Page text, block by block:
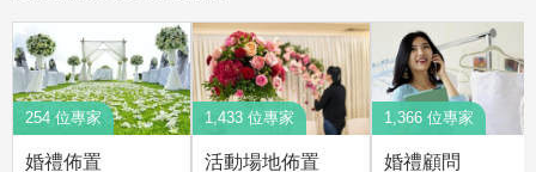
254 位專家
婚禮佈置
1,433 位專家
活動場地佈置
1,366 位專家
婚禮顧問